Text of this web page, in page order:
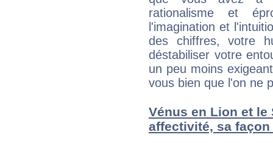
rationalisme et
l'imagination et
des chiffres, votre
déstabiliser votre
un peu moins
vous bien que l'on ne
Vénus en Lion et le
affectivité, sa